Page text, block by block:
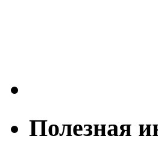
Полезная